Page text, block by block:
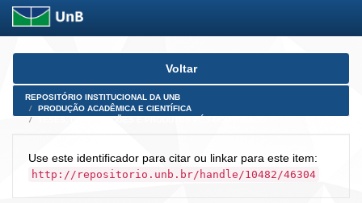
Skip
Voltar
REPOSITÓRIO INSTITUCIONAL DA UNB
PRODUÇÃO ACADÊMICA E CIENTÍFICA
Use este identificador para citar ou linkar para este item:
http://repositorio.unb.br/handle/10482/46304